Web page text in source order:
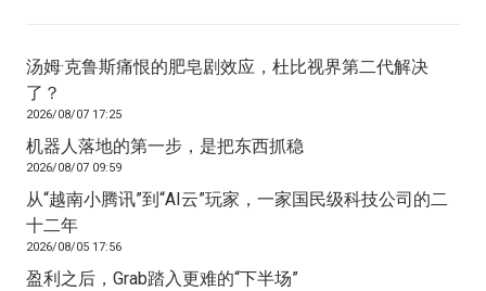
汤姆·克鲁斯痛恨的肥皂剧效应，杜比视界第二代解决
了？
2026/08/07 17:25
机器人落地的第一步，是把东西抓稳
2026/08/07 09:59
从“越南小腾讯”到“AI云”玩家，一家国民级科技公司的二
十二年
2026/08/05 17:56
盈利之后，Grab踏入更难的“下半场”